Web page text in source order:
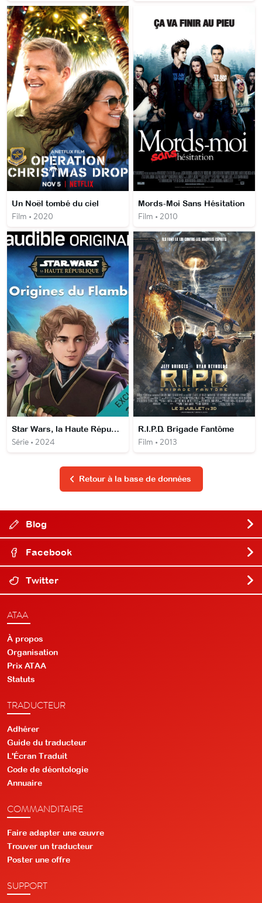
Un Noël tombé du ciel
Film • 2020
Mords-Moi Sans Hésitation
Film • 2010
Star Wars, la Haute République : les origines du Flambeau
Série • 2024
R.I.P.D. Brigade Fantôme
Film • 2013
Retour à la base de données
Blog
Facebook
Twitter
ATAA
À propos
Organisation
Prix ATAA
Statuts
TRADUCTEUR
Adhérer
Guide du traducteur
L'Écran Traduit
Code de déontologie
Annuaire
COMMANDITAIRE
Faire adapter une œuvre
Trouver un traducteur
Poster une offre
SUPPORT